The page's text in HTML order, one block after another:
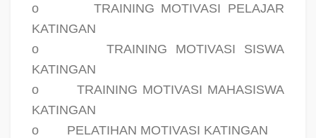
o
TRAINING MOTIVASI PELAJAR
KATINGAN
o
TRAINING MOTIVASI SISWA
KATINGAN
o
TRAINING MOTIVASI MAHASISWA
KATINGAN
o
PELATIHAN MOTIVASI KATINGAN